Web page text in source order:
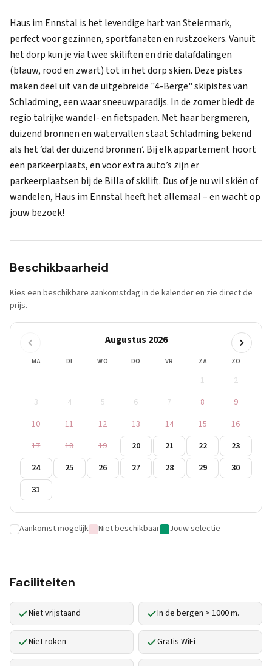
Haus im Ennstal is het levendige hart van Steiermark,
perfect voor gezinnen, sportfanaten en rustzoekers. Vanuit
het dorp kun je via twee skiliften en drie dalafdalingen
(blauw, rood en zwart) tot in het dorp skiën. Deze pistes
maken deel uit van de uitgebreide "4-Berge" skipistes van
Schladming, een waar sneeuwparadijs. In de zomer biedt de
regio talrijke wandel- en fietspaden. Met haar bergmeren,
duizend bronnen en watervallen staat Schladming bekend
als het ‘dal der duizend bronnen’. Bij elk appartement hoort
een parkeerplaats, en voor extra auto’s zijn er
parkeerplaatsen bij de Billa of skilift. Dus of je nu wil skiën of
wandelen, Haus im Ennstal heeft het allemaal – en wacht op
jouw bezoek!
Beschikbaarheid
Kies een beschikbare aankomstdag in de kalender en zie direct de
prijs.
Augustus 2026
MA DI WO DO VR ZA ZO
1
2
3
4 5 6 7 8
9
10
11 12 13 14 15
16
17
18 19 20 21 22
23
24
25 26 27 28 29
30
31
Aankomst mogelijk Niet beschikbaar Jouw selectie
Faciliteiten
Niet vrijstaand In de bergen > 1000 m.
Niet roken Gratis WiFi